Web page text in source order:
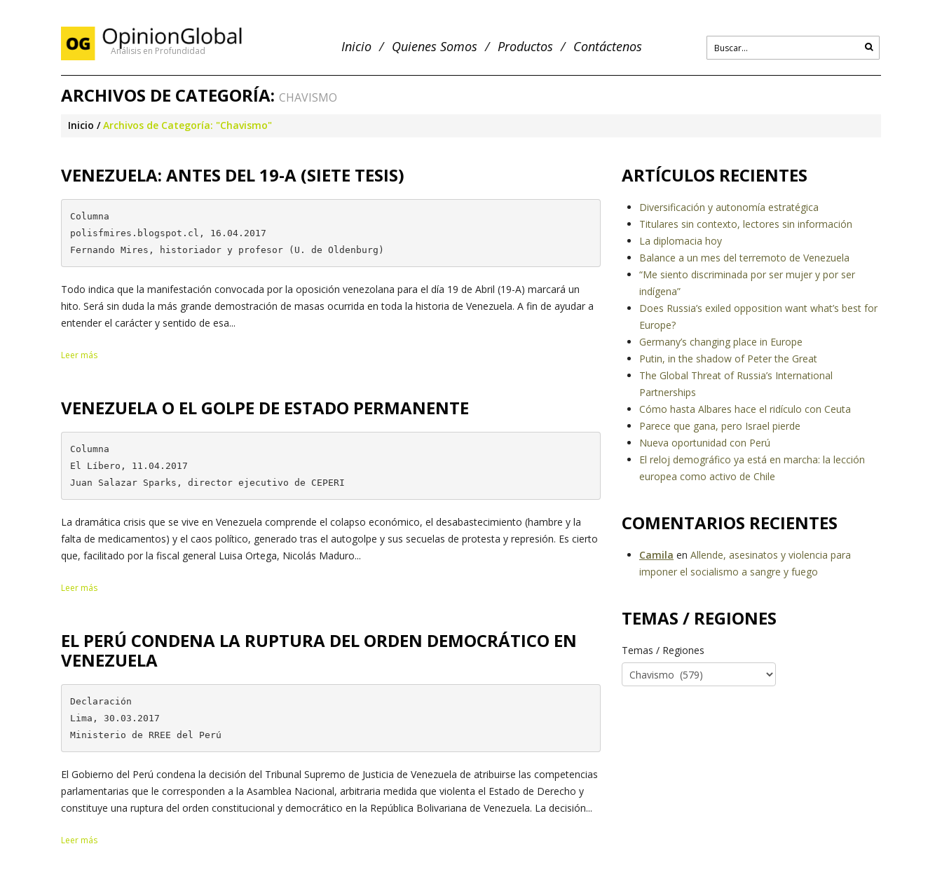
Análisis en Profundidad Inicio Quienes Somos Productos Contáctenos
ARCHIVOS DE CATEGORÍA: CHAVISMO
Inicio Archivos de Categoría: "Chavismo"
VENEZUELA: ANTES DEL 19-A (SIETE TESIS)
Columna
polisfmires.blogspot.cl, 16.04.2017
Fernando Mires, historiador y profesor (U. de Oldenburg)
Todo indica que la manifestación convocada por la oposición venezolana para el día 19 de Abril (19-A) marcará un
hito. Será sin duda la más grande demostración de masas ocurrida en toda la historia de Venezuela. A fin de ayudar a
entender el carácter y sentido de esa...
Leer más
VENEZUELA O EL GOLPE DE ESTADO PERMANENTE
Columna
El Líbero, 11.04.2017
Juan Salazar Sparks, director ejecutivo de CEPERI
La dramática crisis que se vive en Venezuela comprende el colapso económico, el desabastecimiento (hambre y la
falta de medicamentos) y el caos político, generado tras el autogolpe y sus secuelas de protesta y represión. Es cierto
que, facilitado por la fiscal general Luisa Ortega, Nicolás Maduro...
Leer más
EL PERÚ CONDENA LA RUPTURA DEL ORDEN DEMOCRÁTICO EN
VENEZUELA
Declaración
Lima, 30.03.2017
Ministerio de RREE del Perú
El Gobierno del Perú condena la decisión del Tribunal Supremo de Justicia de Venezuela de atribuirse las competencias
parlamentarias que le corresponden a la Asamblea Nacional, arbitraria medida que violenta el Estado de Derecho y
constituye una ruptura del orden constitucional y democrático en la República Bolivariana de Venezuela. La decisión...
Leer más
ARTÍCULOS RECIENTES
Diversificación y autonomía estratégica
Titulares sin contexto, lectores sin información
La diplomacia hoy
Balance a un mes del terremoto de Venezuela
“Me siento discriminada por ser mujer y por ser
indígena”
Does Russia’s exiled opposition want what’s best for
Europe?
Germany’s changing place in Europe
Putin, in the shadow of Peter the Great
The Global Threat of Russia’s International
Partnerships
Cómo hasta Albares hace el ridículo con Ceuta
Parece que gana, pero Israel pierde
Nueva oportunidad con Perú
El reloj demográfico ya está en marcha: la lección
europea como activo de Chile
COMENTARIOS RECIENTES
Camila en Allende, asesinatos y violencia para
imponer el socialismo a sangre y fuego
TEMAS / REGIONES
Temas / Regiones